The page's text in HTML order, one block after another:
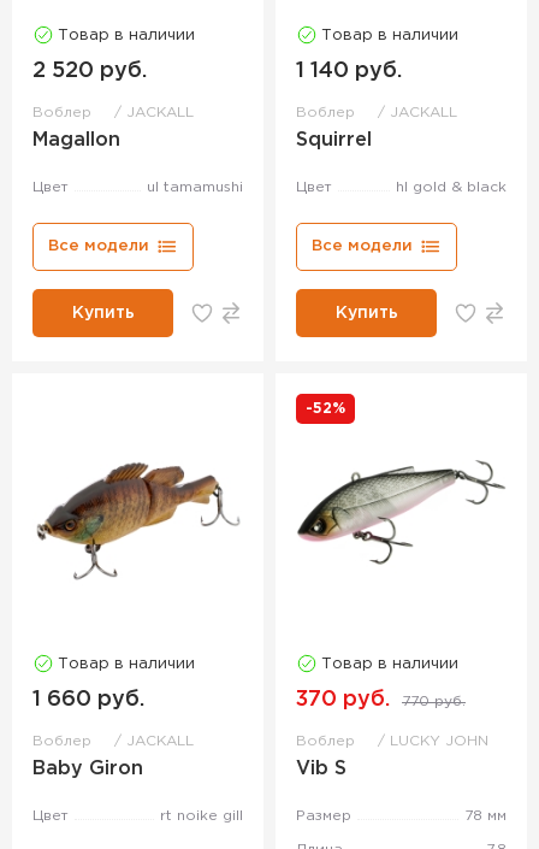
Товар в наличии
2 520 руб.
Воблер JACKALL
Magallon
Цвет ul tamamushi
Все модели
Купить
Товар в наличии
1 140 руб.
Воблер JACKALL
Squirrel
Цвет hl gold & black
Все модели
Купить
Товар в наличии
1 660 руб.
Воблер JACKALL
Baby Giron
Цвет rt noike gill
-52%
Товар в наличии
370 руб. 770 руб.
Воблер LUCKY JOHN
Vib S
Размер 78 мм